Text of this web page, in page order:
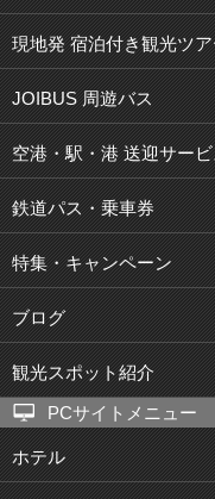
現地発 宿泊付き観光ツ
JOIBUS 周遊バス
空港・駅・港 送迎サー
鉄道パス・乗車券
特集・キャンペーン
ブログ
観光スポット紹介
PCサイトメニュー
ホテル